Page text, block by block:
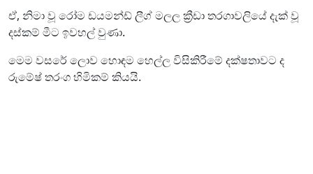
ඒ, නිමා වූ රෝම ඩයමන්ඩ් ලීග් මලල ක්‍රීඩා තරගාවලියේ දැක් වූ
දස්කම් මීට ඉවහල් වුණා.
මෙම වසරේ ලොව හොඳම හෙල්ල විසිකිරීමේ දක්ෂතාවට ද
රුමේෂ් තරංග හිමිකම් කියයි.